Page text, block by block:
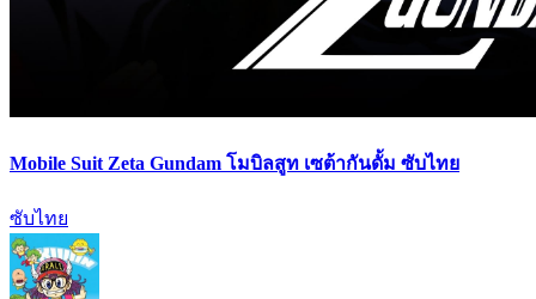
Mobile Suit Zeta Gundam โมบิลสูท เซต้ากันดั้ม ซับไทย
ซับไทย